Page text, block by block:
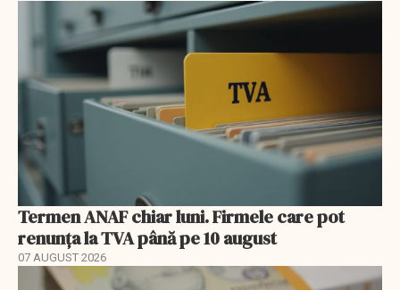
Termen ANAF chiar luni. Firmele care pot
renunța la TVA până pe 10 august
07 AUGUST 2026